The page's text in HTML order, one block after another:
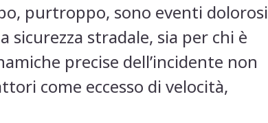
purtroppo, sono eventi dolorosi
sicurezza stradale, sia per chi è
precise dell’incidente non
come eccesso di velocità,